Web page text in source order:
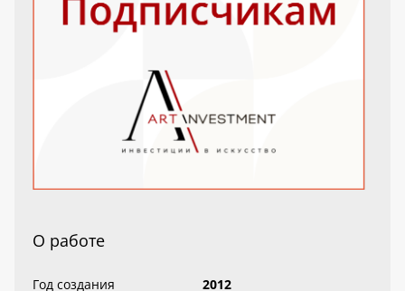
О работе
Год создания
2012